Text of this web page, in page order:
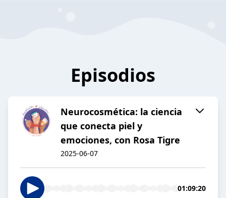
Episodios
Neurocosmética: la ciencia
que conecta piel y
emociones, con Rosa Tigre
2025-06-07
01:09:20